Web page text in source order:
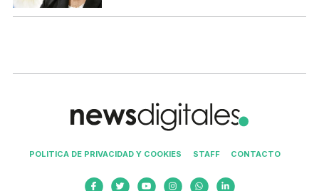
POLITICA DE PRIVACIDAD Y COOKIES STAFF CONTACTO